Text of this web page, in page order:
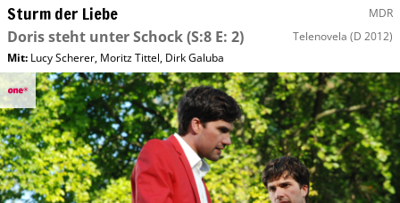
Sturm der Liebe MDR
Doris steht unter Schock(S:8 E: 2) Telenovela (D 2012)
Mit: Lucy Scherer, Moritz Tittel, Dirk Galuba